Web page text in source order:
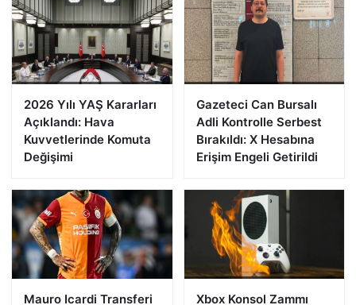
2026 Yılı YAŞ Kararları
Açıklandı: Hava
Kuvvetlerinde Komuta
Değişimi
Gazeteci Can Bursalı
Adli Kontrolle Serbest
Bırakıldı: X Hesabına
Erişim Engeli Getirildi
Mauro Icardi Transferi Xbox Konsol Zammı